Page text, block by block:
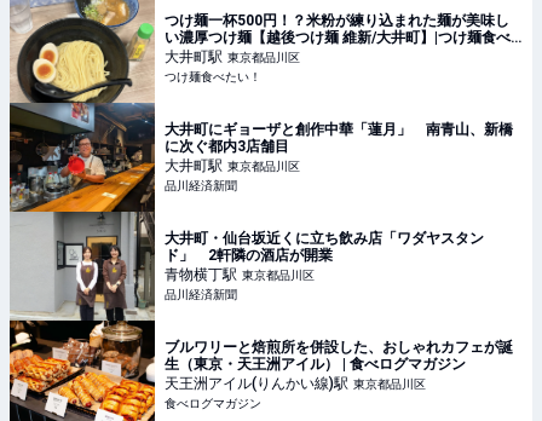
つけ麺一杯500円！？米粉が練り込まれた麺が美味し
い濃厚つけ麺【越後つけ麺 維新/大井町】|つけ麺食べ
たい！
大井町駅 東京都品川区
つけ麺食べたい！
大井町にギョーザと創作中華「蓮月」 南青山、新橋
に次ぐ都内3店舗目
大井町駅 東京都品川区
品川経済新聞
大井町・仙台坂近くに立ち飲み店「ワダヤスタン
ド」 2軒隣の酒店が開業
青物横丁駅 東京都品川区
品川経済新聞
ブルワリーと焙煎所を併設した、おしゃれカフェが誕
生（東京・天王洲アイル） | 食べログマガジン
天王洲アイル(りんかい線)駅 東京都品川区
食べログマガジン